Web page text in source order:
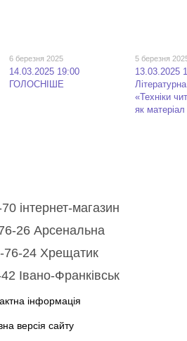
6 березня 2025
14.03.2025 19:00
ГОЛОСНІШЕ
5 березня
13.03.2025
«Техніки
як матеріал
інтернет-магазин
26 Арсенальна
76-24 Хрещатик
Івано-Франківськ
інформація
версія сайту